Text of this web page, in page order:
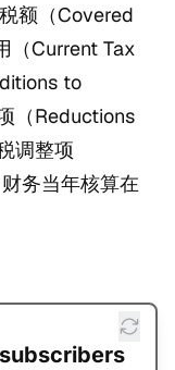
额（Covered
（Current Tax
to
（Reductions
调整项
务当年核算在